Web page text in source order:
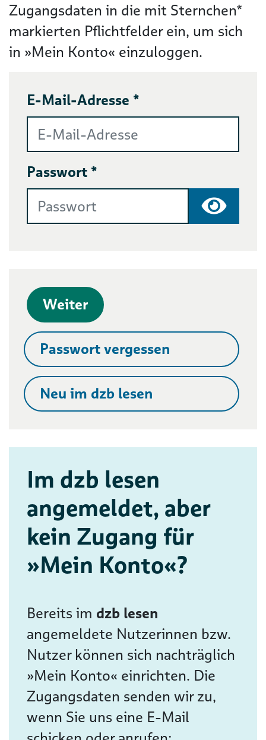
Zugangsdaten in die mit Sternchen*
markierten Pflichtfelder ein, um sich
in »Mein Konto« einzuloggen.
E-Mail-Adresse *
Passwort *
Weiter
Passwort vergessen
Neu im dzb lesen
Im dzb lesen
angemeldet, aber
kein Zugang für
»Mein Konto«?
Bereits im dzb lesen
angemeldete Nutzerinnen bzw.
Nutzer können sich nachträglich
»Mein Konto« einrichten. Die
Zugangsdaten senden wir zu,
wenn Sie uns eine E-Mail